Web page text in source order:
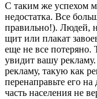
С таким же успехом
недостатка. Все
правильно!). Людей,
щит или плакат
еще не все потеряно.
увидит вашу
рекламу, такую ​​как
перенаправьте его
часть населения не